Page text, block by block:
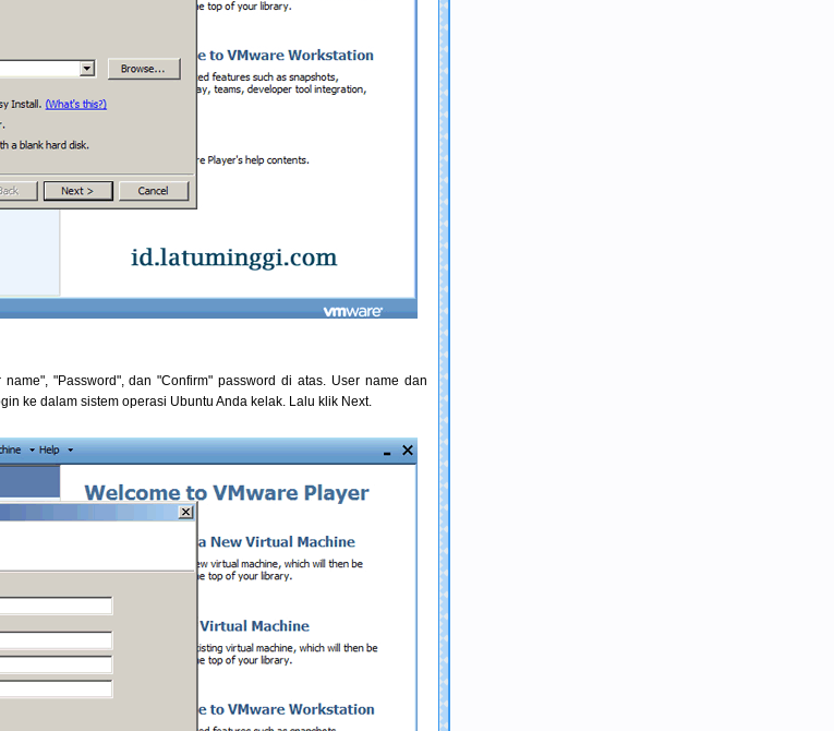
"Password", dan "Confirm" password di atas. User name dan
ke dalam sistem operasi Ubuntu Anda kelak. Lalu klik Next.